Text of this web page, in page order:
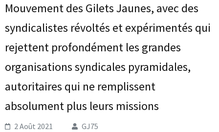
Mouvement des Gilets Jaunes, avec des
syndicalistes révoltés et expérimentés qui
rejettent profondément les grandes
organisations syndicales pyramidales,
autoritaires qui ne remplissent
absolument plus leurs missions
2 Août 2021 GJ75